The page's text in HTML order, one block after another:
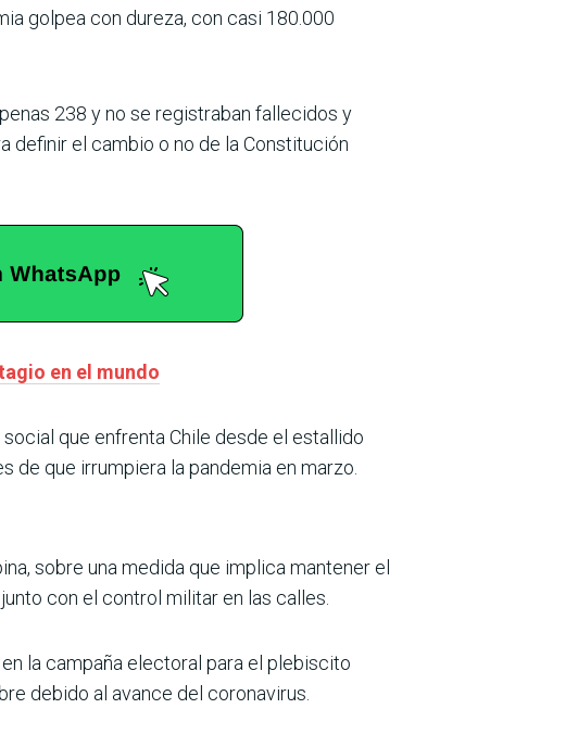
golpea con dureza, con casi 180.000
238 y no se registraban fallecidos y
definir el cambio o no de la Constitución
en el mundo
que enfrenta Chile desde el estallido
que irrumpiera la pandemia en marzo.
sobre una medida que implica mantener el
con el control militar en las calles.
la campaña electoral para el plebiscito
debido al avance del coronavirus.